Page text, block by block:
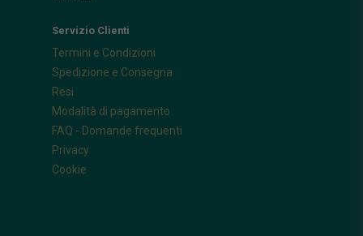
Servizio Clienti
Termini e Condizioni
Spedizione e Consegna
Resi
Modalità di pagamento
FAQ - Domande frequenti
Privacy
Cookie